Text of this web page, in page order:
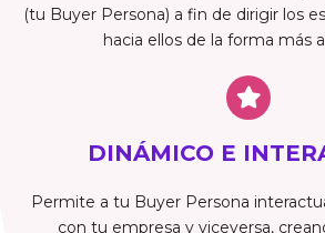
(tu Buyer Persona) a fin de dirigir los
hacia ellos de la forma más
DINÁMICO E
Permite a tu Buyer Persona
con tu empresa y viceversa,